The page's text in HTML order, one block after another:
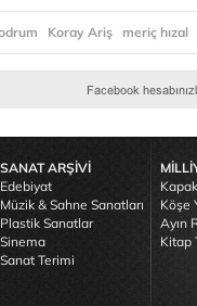
Koray Ariş meriç hızal
SANAT ARŞİVİ
Edebiyat
Müzik & Sahne Sanatları
Plastik Sanatlar
Sinema
Sanat Terimi
Köşe
Ayın
Kitap